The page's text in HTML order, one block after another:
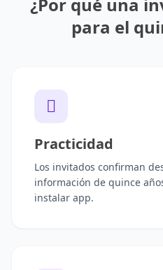
¿Por qué una
para el
Practicidad
Los invitados confirman
información de quince
instalar app.